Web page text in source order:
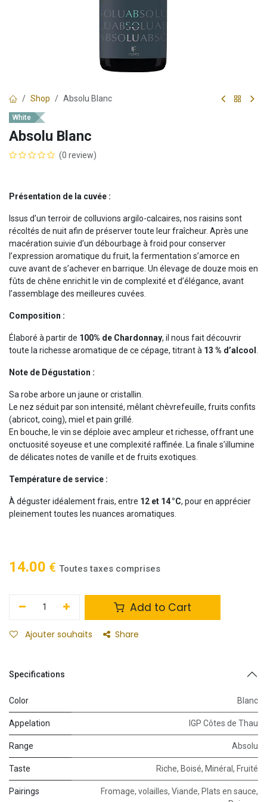
Shop Absolu Blanc
White
Absolu Blanc
(0 review)
Présentation de la cuvée :
Issus d’un terroir de colluvions argilo-calcaires, nos raisins sont
récoltés de nuit afin de préserver toute leur fraîcheur. Après une
macération suivie d’un débourbage à froid pour conserver
l’expression aromatique du fruit, la fermentation s’amorce en
cuve avant de s’achever en barrique. Un élevage de douze mois en
fûts de chêne enrichit le vin de complexité et d’élégance, avant
l’assemblage des meilleures cuvées.
Composition :
Élaboré à partir de 100% de Chardonnay, il nous fait découvrir
toute la richesse aromatique de ce cépage, titrant à 13 % d’alcool .
Note de Dégustation :
Sa robe arbore un jaune or cristallin.
Le nez séduit par son intensité, mêlant chèvrefeuille, fruits confits
(abricot, coing), miel et pain grillé.
En bouche, le vin se déploie avec ampleur et richesse, offrant une
onctuosité soyeuse et une complexité raffinée. La finale s’illumine
de délicates notes de vanille et de fruits exotiques.
Température de service :
À déguster idéalement frais, entre 12 et 14 °C, pour en apprécier
pleinement toutes les nuances aromatiques.
14.00 € Toutes taxes comprises
Add to Cart
Ajouter souhaits Share
Specifications
Color Blanc
Appelation IGP Côtes de Thau
Range Absolu
Taste Riche, Boisé, Minéral, Fruité
Pairings Fromage, volailles, Viande, Plats en sauce,